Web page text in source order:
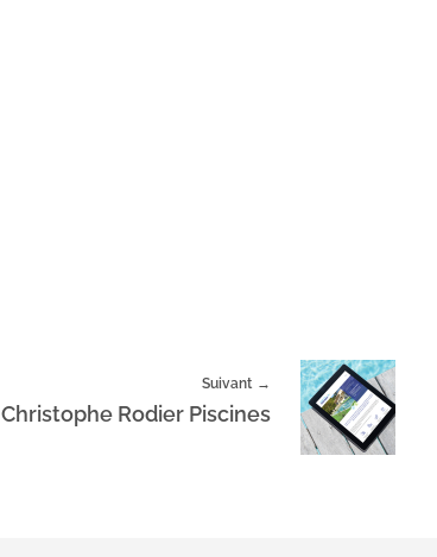
Suivant
Christophe Rodier Piscines